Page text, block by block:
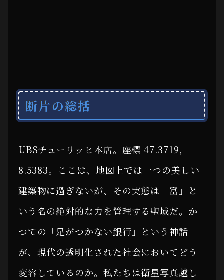
断片の総括
UBSチューリッヒ本店。座標 47.3719,
8.5383。ここは、地図上では一つの美しい
建築物に過ぎないが、その実態は「富」と
いう名の絶対的な力を管理する聖域だ。か
つての「足がつかない銀行」という神話
が、現代の透明化された社会においてどう
変容しているのか。私たちは衛星写真越し